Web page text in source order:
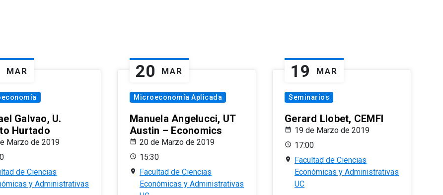
MAR
Galvao, U.
Hurtado
Marzo de 2019
de Ciencias
y Administrativas
20 MAR
Microeconomía Aplicada
Manuela Angelucci, UT
Austin – Economics
20 de Marzo de 2019
15:30
Facultad de Ciencias
Económicas y Administrativas
19 MAR
Seminarios
Gerard Llobet, CEMFI
19 de Marzo de 2019
17:00
Facultad de Ciencias
Económicas y Administrativas
UC